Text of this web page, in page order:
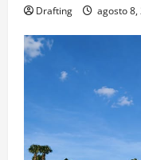
Drafting agosto 8,